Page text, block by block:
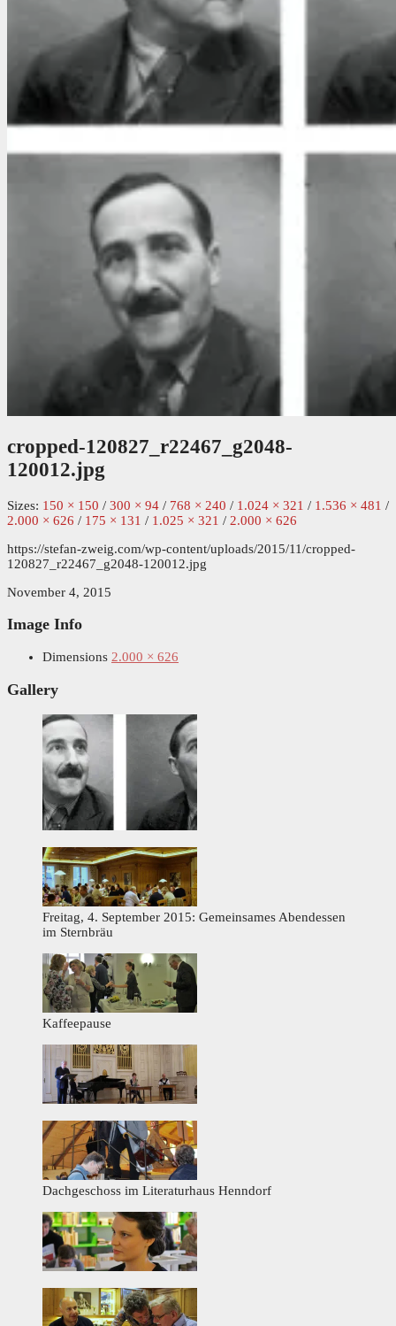
cropped-120827_r22467_g2048-
120012.jpg
Sizes: 150 × 150 / 300 × 94 / 768 × 240 / 1.024 × 321 / 1.536 × 481 /
2.000 × 626 / 175 × 131 / 1.025 × 321 / 2.000 × 626
https://stefan-zweig.com/wp-content/uploads/2015/11/cropped-
120827_r22467_g2048-120012.jpg
November 4, 2015
Image Info
Dimensions 2.000 × 626
Gallery
Freitag, 4. September 2015: Gemeinsames Abendessen
im Sternbräu
Kaffeepause
Dachgeschoss im Literaturhaus Henndorf